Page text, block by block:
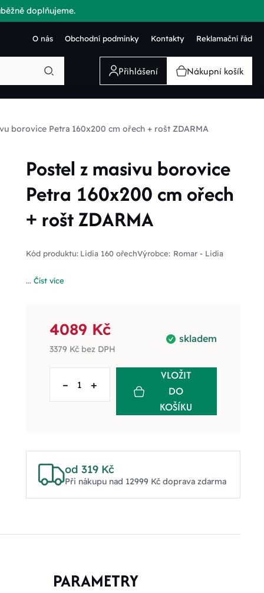
doplňujeme.
O nás Obchodní podmínky Kontakty Reklamační řád
Přihlášení Nákupní košík
borovice Petra 160x200 cm ořech + rošt ZDARMA
Postel z masivu borovice
Petra 160x200 cm ořech
+ rošt ZDARMA
Kód produktu: Lidia 160 ořechVýrobce: Romar - Lidia
... Číst více
skladem
4089 Kč
3379 Kčbez DPH
– +
VLOŽIT
DO
KOŠÍKU
od 319 Kč
Při nákupu nad 12999 Kč doprava zdarma
PARAMETRY